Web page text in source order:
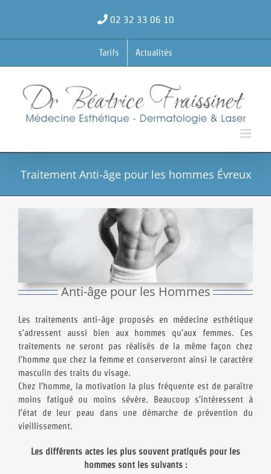
02 32 33 06 10
Tarifs Actualités
Traitement Anti-âge pour les hommes Évreux
Anti-âge pour les Hommes
Les traitements anti-âge proposés en médecine esthétique
s’adressent aussi bien aux hommes qu’aux femmes. Ces
traitements ne seront pas réalisés de la même façon chez
l’homme que chez la femme et conserveront ainsi le caractère
masculin des traits du visage.
Chez l’homme, la motivation la plus fréquente est de paraître
moins fatigué ou moins sévère. Beaucoup s’intéressent à
l’état de leur peau dans une démarche de prévention du
vieillissement.
Les différents actes les plus souvent pratiqués pour les
hommes sont les suivants :